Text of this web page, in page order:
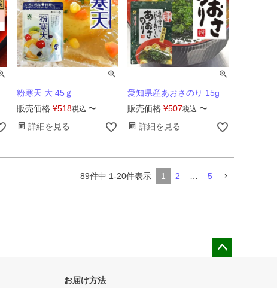
粉寒天 大 45ｇ
販売価格 ¥518税込 〜
詳細を見る
愛知県産あおさのり 15g
販売価格 ¥507税込 〜
詳細を見る
89件中 1-20件表示 1 2 … 5
お届け方法